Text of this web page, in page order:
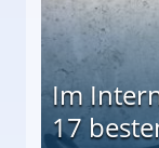
Im
17